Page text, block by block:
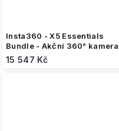
Insta360 - X5 Essentials
Bundle - Akční 360° kamera
15 547 Kč